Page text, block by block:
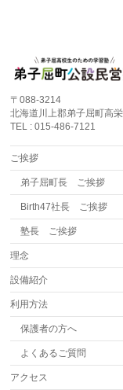
〒088-3214
北海道川上郡弟子屈町高
TEL : 015-486-7121
ご挨拶
弟子屈町長 ご挨拶
Birth47社長 ご挨拶
塾長 ご挨拶
理念
設備紹介
利用方法
保護者の方へ
よくあるご質問
アクセス